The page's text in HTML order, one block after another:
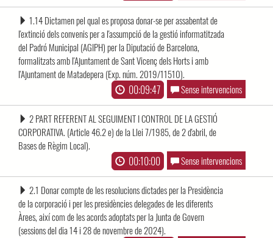
1.14 Dictamen pel qual es proposa donar-se per assabentat de
l'extinció dels convenis per a l'assumpció de la gestió informatitzada
del Padró Municipal (AGIPH) per la Diputació de Barcelona,
formalitzats amb l'Ajuntament de Sant Vicenç dels Horts i amb
l'Ajuntament de Matadepera (Exp. núm. 2019/11510).
00:09:47 Sense intervencions
2 PART REFERENT AL SEGUIMENT I CONTROL DE LA GESTIÓ
CORPORATIVA. (Article 46.2 e) de la Llei 7/1985, de 2 d'abril, de
Bases de Règim Local).
00:10:00 Sense intervencions
2.1 Donar compte de les resolucions dictades per la Presidència
de la corporació i per les presidències delegades de les diferents
Àrees, així com de les acords adoptats per la Junta de Govern
(sessions del dia 14 i 28 de novembre de 2024).